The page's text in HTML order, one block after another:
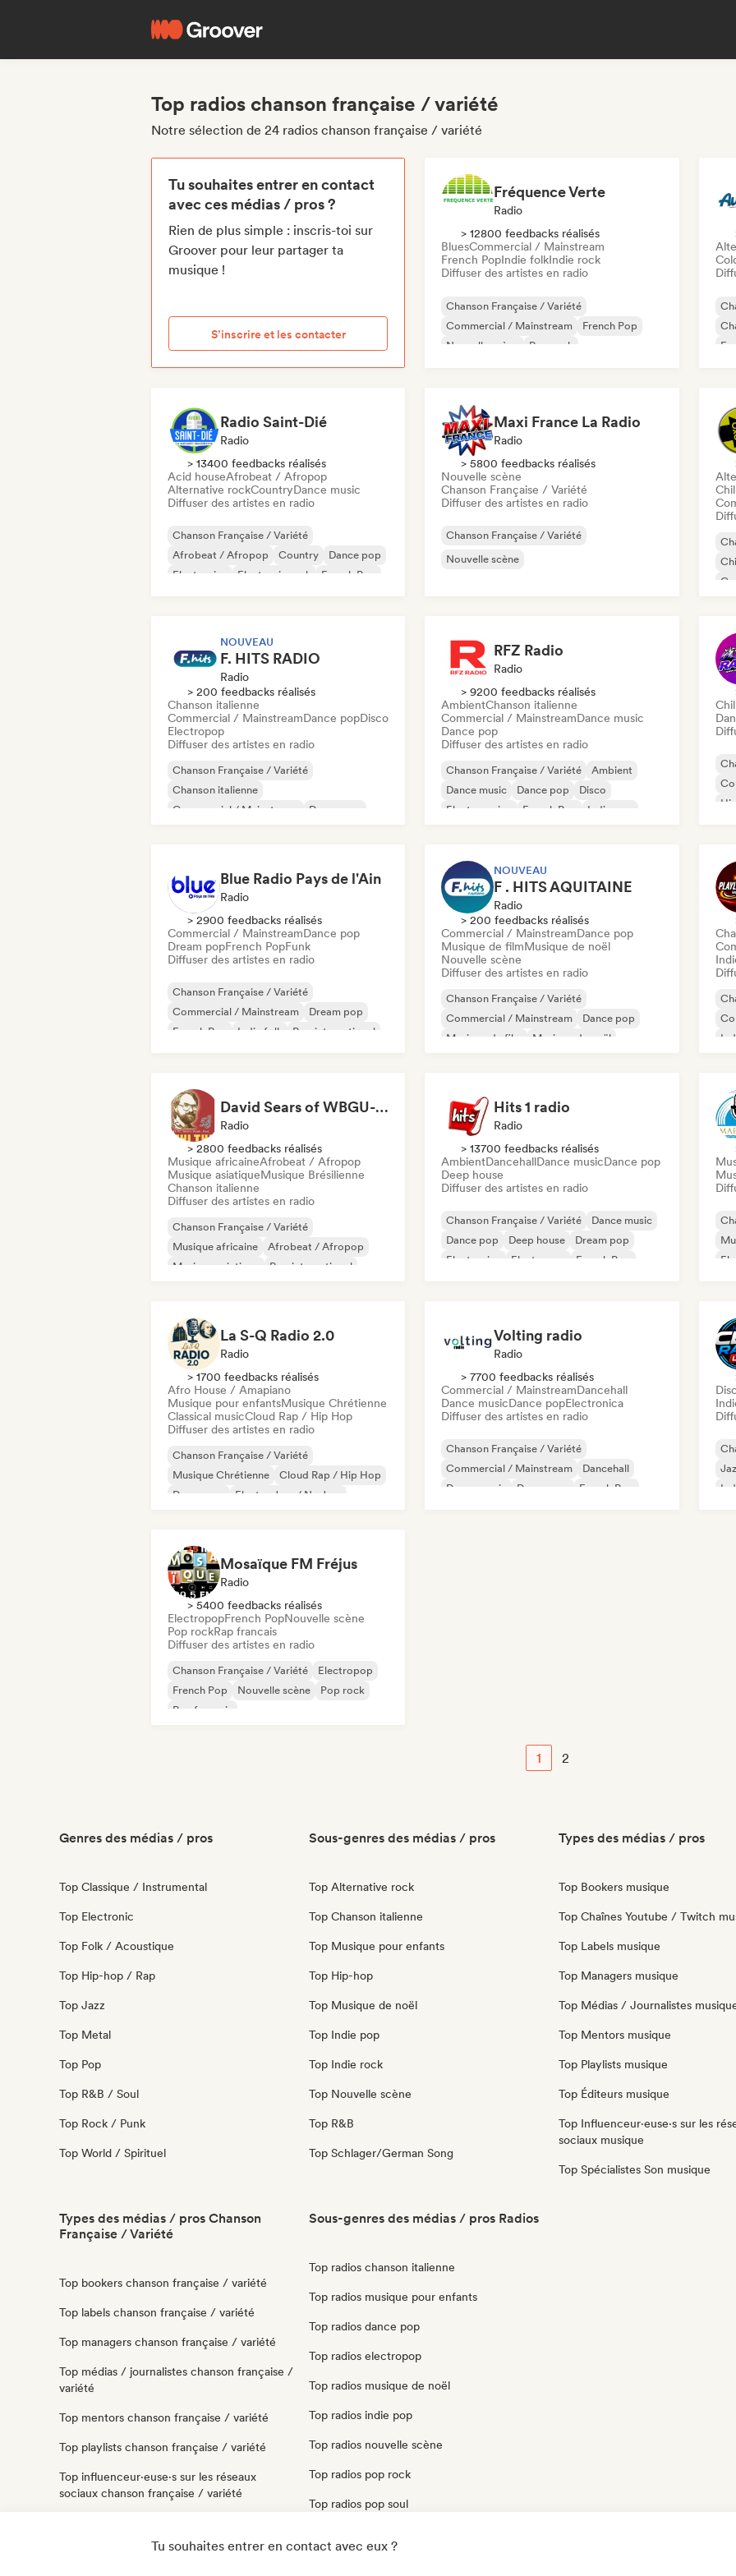
Top radios chanson française / variété
Notre sélection de 24 radios chanson française / variété
Tu souhaites entrer en contact
avec ces médias / pros ?
Rien de plus simple : inscris-toi sur
Groover pour leur partager ta
musique !
S’inscrire et les contacter
Fréquence Verte
Radio
> 12800 feedbacks réalisés
BluesCommercial / Mainstream
French PopIndie folkIndie rock
Diffuser des artistes en radio
Chanson Française / Variété
Commercial / Mainstream
French Pop
Nouvelle scène
Pop rock
Radio Saint-Dié
Radio
> 13400 feedbacks réalisés
Acid houseAfrobeat / Afropop
Alternative rockCountryDance music
Diffuser des artistes en radio
Chanson Française / Variété
Afrobeat / Afropop
Country
Dance pop
Electronica
Electronic rock
French Pop
Maxi France La Radio
Radio
> 5800 feedbacks réalisés
Nouvelle scène
Chanson Française / Variété
Diffuser des artistes en radio
Chanson Française / Variété
Nouvelle scène
NOUVEAU
F. HITS RADIO
Radio
> 200 feedbacks réalisés
Chanson italienne
Commercial / MainstreamDance popDisco
Electropop
Diffuser des artistes en radio
Chanson Française / Variété
Chanson italienne
Commercial / Mainstream
Dance pop
RFZ Radio
Radio
> 9200 feedbacks réalisés
AmbientChanson italienne
Commercial / MainstreamDance music
Dance pop
Diffuser des artistes en radio
Chanson Française / Variété
Ambient
Dance music
Dance pop
Disco
Electro swing
French Pop Indie pop
Blue Radio Pays de l'Ain
Radio
> 2900 feedbacks réalisés
Commercial / MainstreamDance pop
Dream popFrench PopFunk
Diffuser des artistes en radio
Chanson Française / Variété
Commercial / Mainstream
Dream pop
French Pop
Indie folk
Pop international
NOUVEAU
F . HITS AQUITAINE
Radio
> 200 feedbacks réalisés
Commercial / MainstreamDance pop
Musique de filmMusique de noël
Nouvelle scène
Diffuser des artistes en radio
Chanson Française / Variété
Commercial / Mainstream
Dance pop
Musique de film
Musique de noël
David Sears of WBGU-fm: World & Folk Music DJ
Radio
> 2800 feedbacks réalisés
Musique africaineAfrobeat / Afropop
Musique asiatiqueMusique Brésilienne
Chanson italienne
Diffuser des artistes en radio
Chanson Française / Variété
Musique africaine
Afrobeat / Afropop
Musique asiatique
Pop international
Hits 1 radio
Radio
> 13700 feedbacks réalisés
AmbientDancehallDance musicDance pop
Deep house
Diffuser des artistes en radio
Chanson Française / Variété
Dance music
Dance pop
Deep house
Dream pop
Electronica
Electropop French Pop
La S-Q Radio 2.0
Radio
> 1700 feedbacks réalisés
Afro House / Amapiano
Musique pour enfantsMusique Chrétienne
Classical musicCloud Rap / Hip Hop
Diffuser des artistes en radio
Chanson Française / Variété
Musique Chrétienne
Cloud Rap / Hip Hop
Dance pop
Electro Jazz / Nu Jazz
Volting radio
Radio
> 7700 feedbacks réalisés
Commercial / MainstreamDancehall
Dance musicDance popElectronica
Diffuser des artistes en radio
Chanson Française / Variété
Commercial / Mainstream
Dancehall
Dance music
Dance pop
French Pop
Mosaïque FM Fréjus
Radio
> 5400 feedbacks réalisés
ElectropopFrench PopNouvelle scène
Pop rockRap francais
Diffuser des artistes en radio
Chanson Française / Variété
Electropop
French Pop
Nouvelle scène
Pop rock
Rap francais
1 2
Genres des médias / pros
Top Classique / Instrumental
Top Electronic
Top Folk / Acoustique
Top Hip-hop / Rap
Top Jazz
Top Metal
Top Pop
Top R&B / Soul
Top Rock / Punk
Top World / Spirituel
Sous-genres des médias / pros
Top Alternative rock
Top Chanson italienne
Top Musique pour enfants
Top Hip-hop
Top Musique de noël
Top Indie pop
Top Indie rock
Top Nouvelle scène
Top R&B
Top Schlager/German Song
Types des médias / pros
Top Bookers musique
Top Chaînes Youtube / Twitch
Top Labels musique
Top Managers musique
Top Médias / Journalistes
Top Mentors musique
Top Playlists musique
Top Éditeurs musique
Top Influenceur·euse·s sur les
sociaux musique
Top Spécialistes Son musique
Types des médias / pros Chanson
Française / Variété
Top bookers chanson française / variété
Top labels chanson française / variété
Top managers chanson française / variété
Top médias / journalistes chanson française /
variété
Top mentors chanson française / variété
Top playlists chanson française / variété
Top influenceur·euse·s sur les réseaux
sociaux chanson française / variété
Sous-genres des médias / pros Radios
Top radios chanson italienne
Top radios musique pour enfants
Top radios dance pop
Top radios electropop
Top radios musique de noël
Top radios indie pop
Top radios nouvelle scène
Top radios pop rock
Top radios pop soul
Tu souhaites entrer en contact avec eux ?